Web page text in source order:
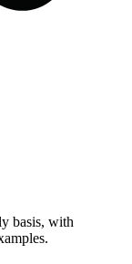
basis, with